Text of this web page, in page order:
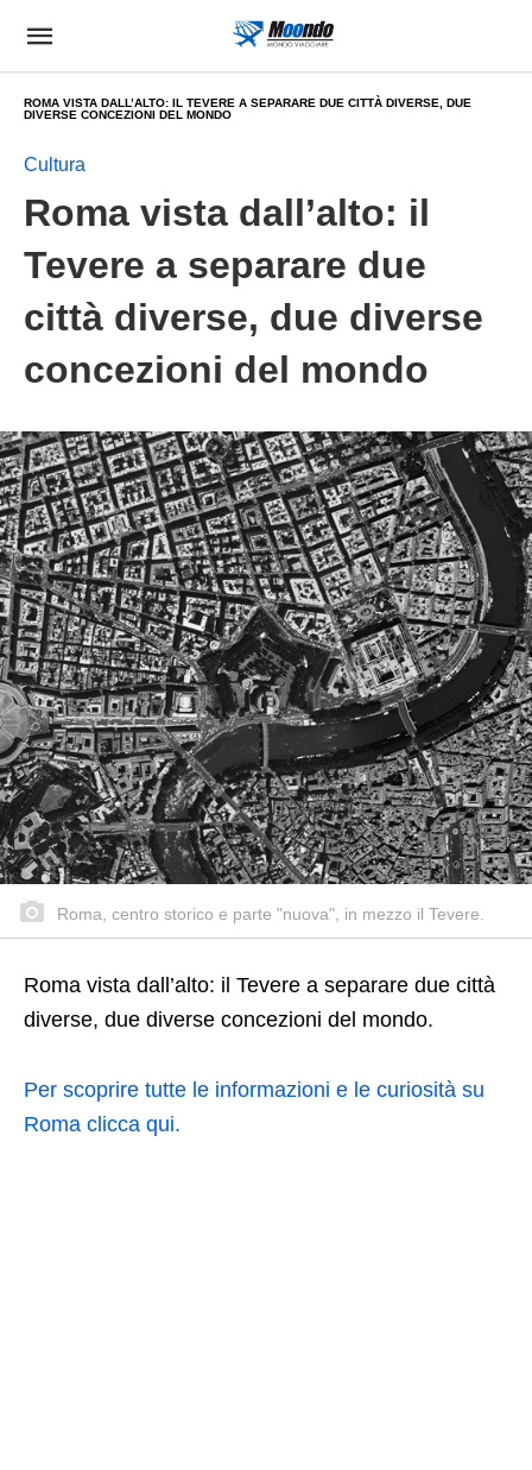
ROMA VISTA DALL’ALTO: IL TEVERE A SEPARARE DUE CITTÀ DIVERSE, DUE
DIVERSE CONCEZIONI DEL MONDO
Cultura
Roma vista dall’alto: il
Tevere a separare due
città diverse, due diverse
concezioni del mondo
Roma, centro storico e parte "nuova", in mezzo il Tevere.
Roma vista dall’alto: il Tevere a separare due città
diverse, due diverse concezioni del mondo.
Per scoprire tutte le informazioni e le curiosità su
Roma clicca qui.